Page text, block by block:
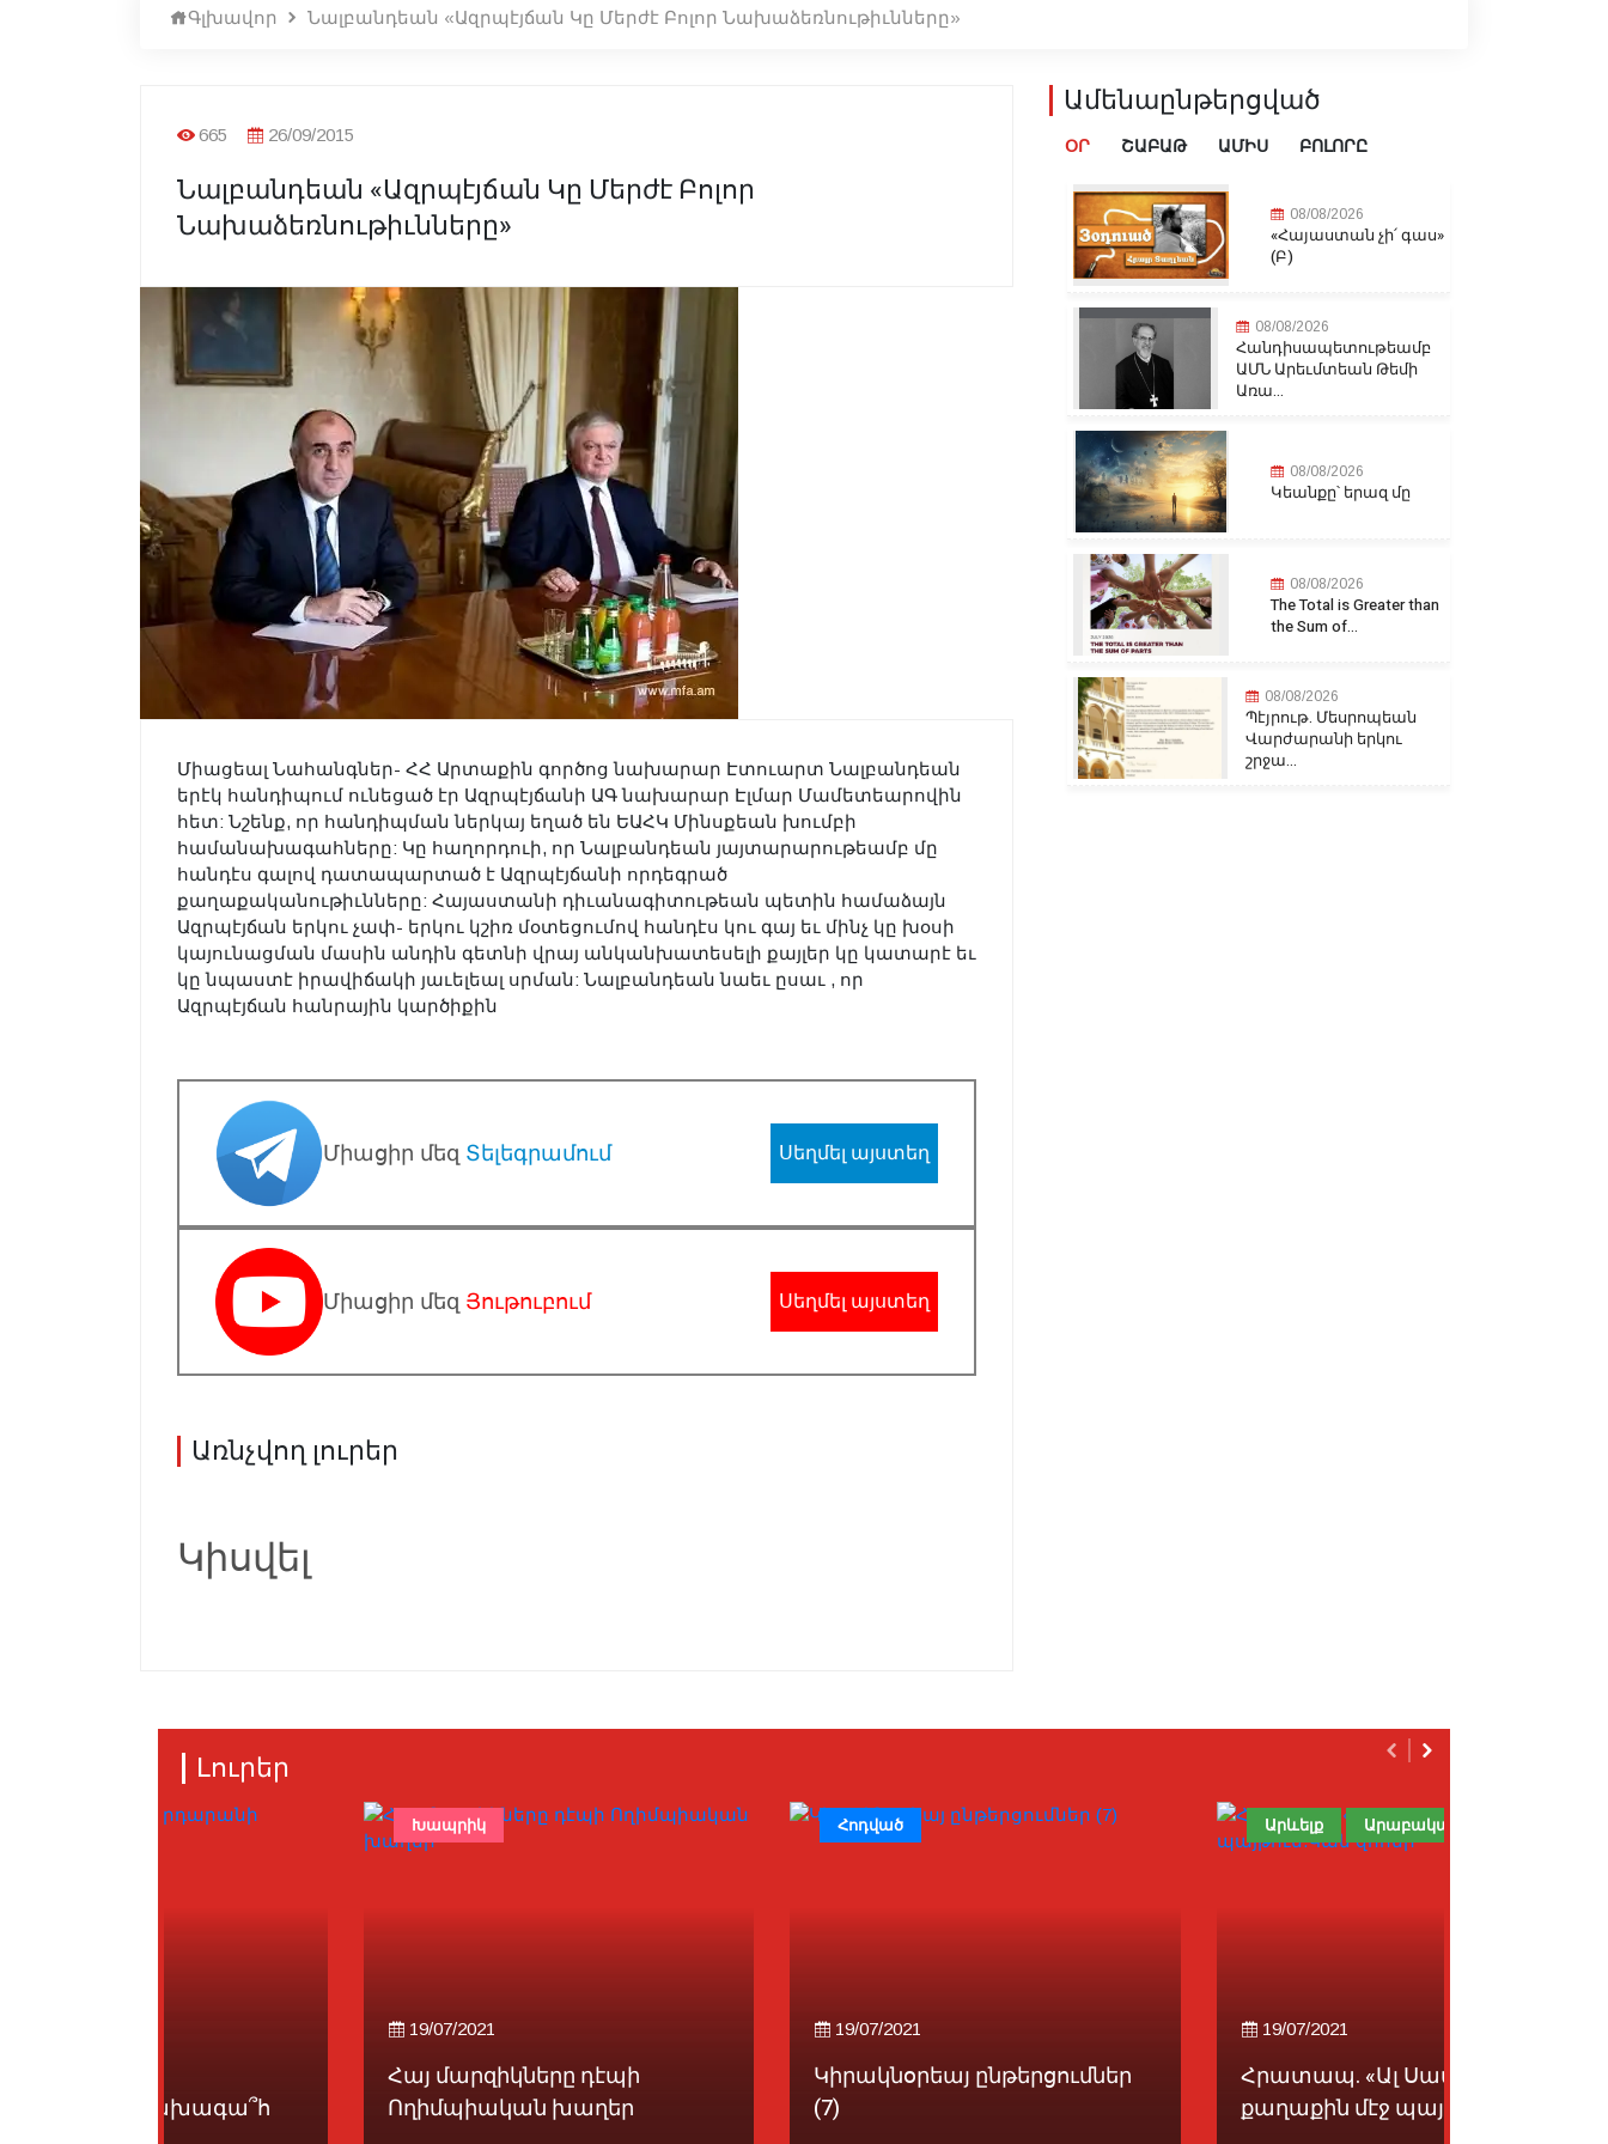
Գլխավոր Նալբանդեան «Ազրպէյճան Կը Մերժէ Բոլոր Նախաձեռնութիւնները»
665 26/09/2015
Նալբանդեան «Ազրպէյճան Կը Մերժէ Բոլոր
Նախաձեռնութիւնները»
Միացեալ Նահանգներ- ՀՀ Արտաքին գործոց նախարար Էտուարտ Նալբանդեան
երէկ հանդիպում ունեցած էր Ազրպէյճանի ԱԳ նախարար Էլմար Մամետեարովին
հետ: Նշենք, որ հանդիպման ներկայ եղած են ԵԱՀԿ Մինսքեան խումբի
համանախագահները: Կը հաղորդուի, որ Նալբանդեան յայտարարութեամբ մը
հանդէս գալով դատապարտած է Ազրպէյճանի որդեգրած
քաղաքականութիւնները: Հայաստանի դիւանագիտութեան պետին համաձայն
Ազրպէյճան երկու չափ- երկու կշիռ մօտեցումով հանդէս կու գայ եւ մինչ կը խօսի
կայունացման մասին անդին գետնի վրայ անկանխատեսելի քայլեր կը կատարէ եւ
կը նպաստէ իրավիճակի յաւելեալ սրման: Նալբանդեան նաեւ ըսաւ , որ
Ազրպէյճան հանրային կարծիքին
Միացիր մեզ Տելեգրամում Սեղմել այստեղ
Միացիր մեզ Յութուբում Սեղմել այստեղ
Առնչվող լուրեր
Կիսվել
Ամենաընթերցված
ՕՐ ՇԱԲԱԹ ԱՄԻՍ ԲՈԼՈՐԸ
08/08/2026
«Հայաստան չի՛ գաս»
(Բ)
08/08/2026
Հանդիսապետութեամբ
ԱՄՆ Արեւմտեան Թեմի
Առա...
08/08/2026
Կեանքը՝ երազ մը
08/08/2026
The Total is Greater than
the Sum of...
08/08/2026
Պէյրութ. Մեսրոպեան
Վարժարանի երկու
շրջա...
Լուրեր
Հայ մարզիկները դէպի
Ողիմպիական խաղեր
Խապրիկ
Կիրակնօրեայ ընթերցումներ
Հոդված
Հրատապ. «Ալ Սատըր»
քաղաքին մէջ պայթում....
Արևելք Արաբական Աշխարհ